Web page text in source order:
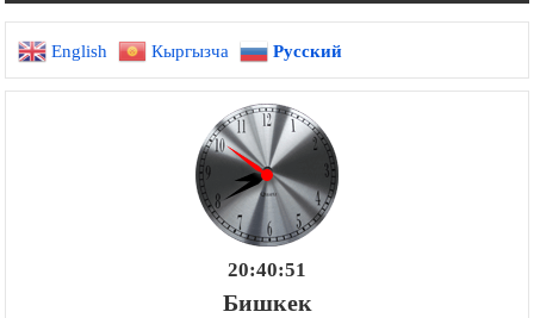
по
записям
English Кыргызча Русский
20:40:53
Бишкек